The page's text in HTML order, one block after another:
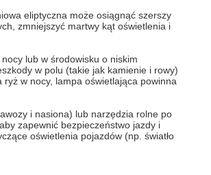
eliptyczna może osiągnąć szerszy
zmniejszyć martwy kąt oświetlenia i
lub w środowisku o niskim
w polu (takie jak kamienie i rowy)
ryż w nocy, lampa oświetlająca powinna
i nasiona) lub narzędzia rolne po
zapewnić bezpieczeństwo jazdy i
oświetlenia pojazdów (np. światło